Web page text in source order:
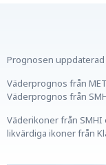
Prognosen uppdaterad
Väderprognos från
Väderprognos från
Väderikoner från SMHI
likvärdiga ikoner från